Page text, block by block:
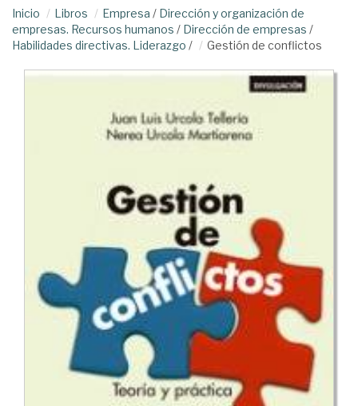
Inicio Libros Empresa / Dirección y organización de
empresas. Recursos humanos / Dirección de empresas /
Habilidades directivas. Liderazgo / Gestión de conflictos